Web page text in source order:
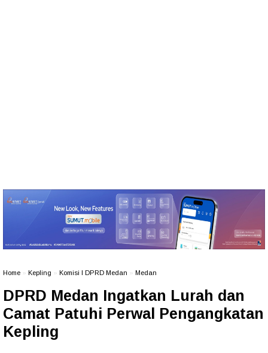
Home Kepling Komisi I DPRD Medan Medan
DPRD Medan Ingatkan Lurah dan
Camat Patuhi Perwal Pengangkatan
Kepling